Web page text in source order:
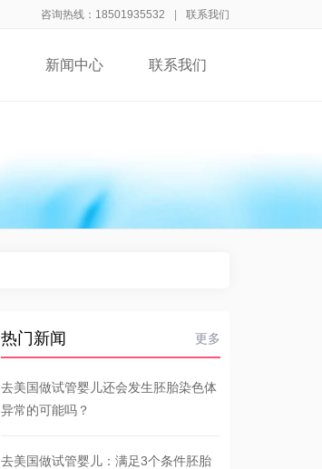
咨询热线：18501935532 联系我们
新闻中心 联系我们
热门新闻 更多
去美国做试管婴儿还会发生胚胎染色体
异常的可能吗？
去美国做试管婴儿：满足3个条件胚胎